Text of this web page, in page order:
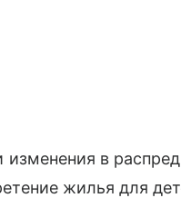
изменения в
жилья для